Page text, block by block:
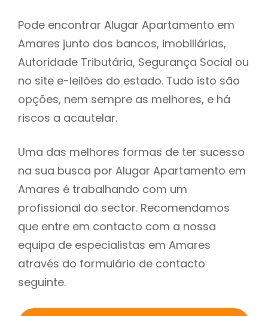
Pode encontrar Alugar Apartamento em
Amares junto dos bancos, imobiliárias,
Autoridade Tributária, Segurança Social ou
no site e-leilões do estado. Tudo isto são
opções, nem sempre as melhores, e há
riscos a acautelar.
Uma das melhores formas de ter sucesso
na sua busca por Alugar Apartamento em
Amares é trabalhando com um
profissional do sector. Recomendamos
que entre em contacto com a nossa
equipa de especialistas em Amares
através do formulário de contacto
seguinte.